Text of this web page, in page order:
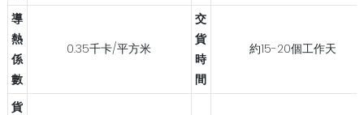
導
熱
係
數
0.35千卡/平方米
交
貨
時
間
約15-20個工作天
貨